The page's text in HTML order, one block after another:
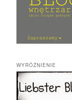
WYRÓŻNIENIE